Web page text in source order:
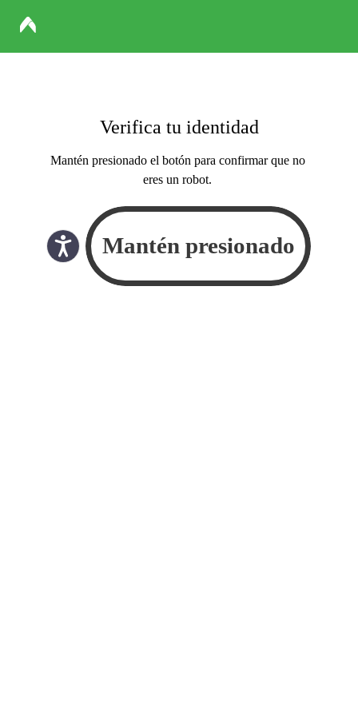
Verifica tu identidad
Mantén presionado el botón para confirmar que no
eres un robot.